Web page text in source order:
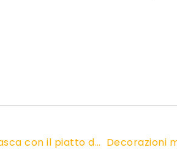
Restyling bagno: sostituire la vasca con il piatto doccia